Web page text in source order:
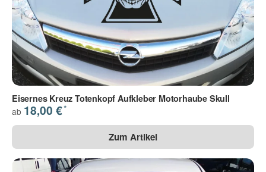
Eisernes Kreuz Totenkopf Aufkleber Motorhaube Skull
ab 18,00 €*
Zum Artikel